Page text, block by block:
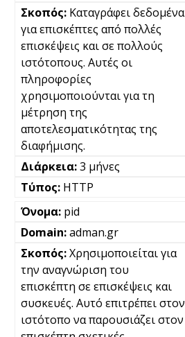
Καταγράφει δεδομένα
για επισκέπτες από πολλές
επισκέψεις και σε πολλούς
ιστότοπους. Αυτές οι
πληροφορίες
χρησιμοποιούνται για τη
μέτρηση της
αποτελεσματικότητας της
διαφήμισης.
3 μήνες
HTTP
pid
adman.gr
Χρησιμοποιείται για
την αναγνώριση του
επισκέπτη σε επισκέψεις και
συσκευές. Αυτό επιτρέπει στον
ιστότοπο να παρουσιάζει στον